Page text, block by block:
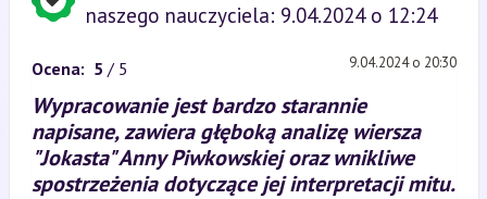
naszego nauczyciela: 9.04.2024 o 12:24
Ocena: 5 / 5 9.04.2024 o 20:30
Wypracowanie jest bardzo starannie
napisane, zawiera głęboką analizę wiersza
"Jokasta" Anny Piwkowskiej oraz wnikliwe
spostrzeżenia dotyczące jej interpretacji mitu.